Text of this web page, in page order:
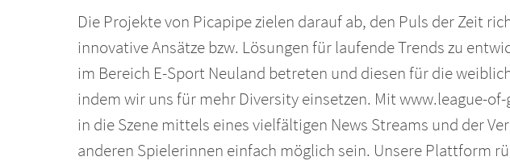
Die Projekte von Picapipe zielen darauf ab, den Puls der Zeit
innovative Ansätze bzw. Lösungen für laufende Trends zu
im Bereich E-Sport Neuland betreten und diesen für die
indem wir uns für mehr Diversity einsetzen. Mit www.league-
in die Szene mittels eines vielfältigen News Streams und der
anderen Spielerinnen einfach möglich sein. Unsere Plattform